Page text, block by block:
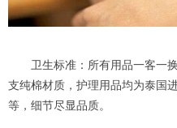
卫生标准：所有用品一客一换
支纯棉材质，护理用品均为泰国
等，细节尽显品质。